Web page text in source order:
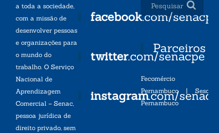
a toda a sociedade,
com a missão de
desenvolver pessoas
e organizações para
o mundo do
trabalho. O Serviço
Nacional de
Aprendizagem
Comercial – Senac,
pessoa jurídica de
direito privado, sem
facebook.com/senacpe
twitter.com/senacpe
instagram.com/
Parceiros
Fecomércio
Pernambuco| Sesc
Pernambuco